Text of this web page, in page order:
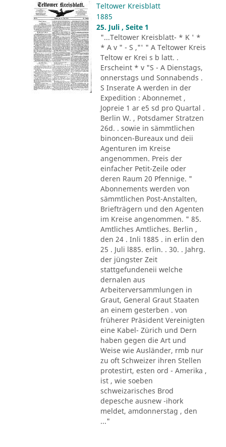
Teltower Kreisblatt
1885
25. Juli , Seite 1
"...Teltower Kreisblatt- * K ' *
* A v " - S ,"' " A Teltower Kreis
Teltow er Krei s b latt. .
Erscheint * v "S - A Dienstags,
onnerstags und Sonnabends .
S Inserate A werden in der
Expedition : Abonnemet ,
Jopreie 1 ar e5 sd pro Quartal .
Berlin W. , Potsdamer Stratzen
26d. . sowie in sämmtlichen
binoncen-Bureaux und deii
Agenturen im Kreise
angenommen. Preis der
einfacher Petit-Zeile oder
deren Raum 20 Pfennige. "
Abonnements werden von
sämmtlichen Post-Anstalten,
Briefträgern und den Agenten
im Kreise angenommen. " 85.
Amtliches Amtliches. Berlin ,
den 24 . Inli 1885 . in erlin den
25 . Juli l885. erlin. . 30. . Jahrg.
der jüngster Zeit
stattgefundeneii welche
dernalen aus
Arbeiterversammlungen in
Graut, General Graut Staaten
an einem gesterben . von
früherer Präsident Vereinigten
eine Kabel- Zürich und Dern
haben gegen die Art und
Weise wie Ausländer, rmb nur
zu oft Schweizer ihren Stellen
protestirt, esten ord - Amerika ,
ist , wie soeben
schweizarisches Brod
depesche ausnew -ihork
meldet, amdonnerstag , den
..."